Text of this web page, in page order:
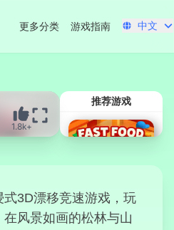
更多分类 游戏指南 中文
1.8k+
推荐游戏
式3D漂移竞速游戏，玩
风景如画的松林与山